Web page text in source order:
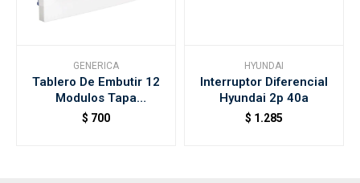
GENERICA
Tablero De Embutir 12
Modulos Tapa
Transparente
$ 700
HYUNDAI
Interruptor Diferencial
Hyundai 2p 40a
$ 1.285